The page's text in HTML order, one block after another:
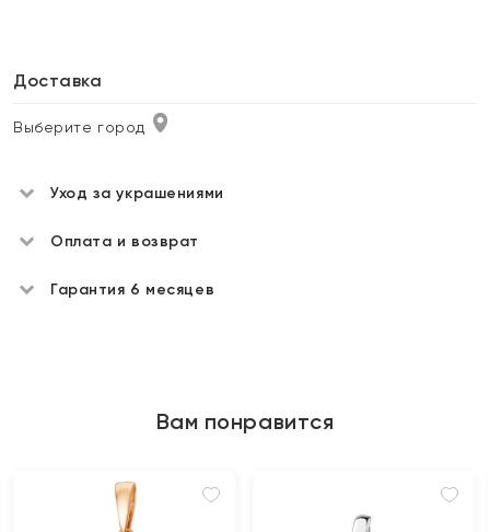
Доставка
Выберите город
Уход за украшениями
Оплата и возврат
Гарантия 6 месяцев
Вам понравится